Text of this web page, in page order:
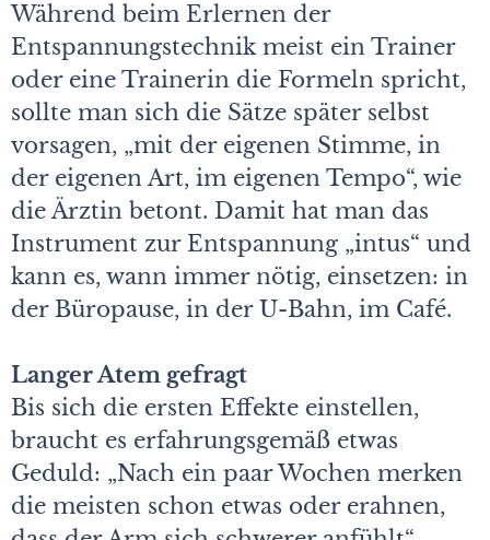
Während beim Erlernen der
Entspannungstechnik meist ein Trainer
oder eine Trainerin die Formeln spricht,
sollte man sich die Sätze später selbst
vorsagen, „mit der eigenen Stimme, in
der eigenen Art, im eigenen Tempo“, wie
die Ärztin betont. Damit hat man das
Instrument zur Entspannung „intus“ und
kann es, wann immer nötig, einsetzen: in
der Büropause, in der U-Bahn, im Café.
Langer Atem gefragt
Bis sich die ersten Effekte einstellen,
braucht es erfahrungsgemäß etwas
Geduld: „Nach ein paar Wochen merken
die meisten schon etwas oder erahnen,